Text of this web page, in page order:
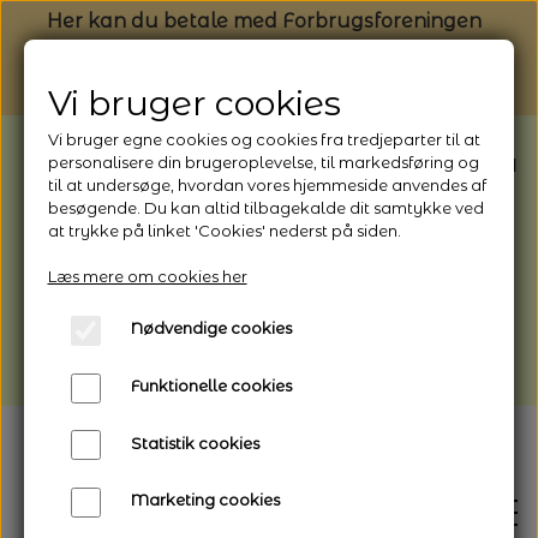
Her kan du betale med Forbrugsforeningen
BEMÆRK: Butikken har ferielukket* fra
1/8 - 9/8 - 2026
*Webshoppen er åben og sender hele
afhentning
Vi gør opmærksom på, at der kan være lidt
længere leveringstid
Vi bruger cookies
Vi bruger egne cookies og cookies fra tredjeparter til at
personalisere din brugeroplevelse, til markedsføring og
til at undersøge, hvordan vores hjemmeside anvendes af
besøgende. Du kan altid tilbagekalde dit samtykke ved
at trykke på linket 'Cookies' nederst på siden.
Læs mere om cookies her
Nødvendige cookies
Funktionelle cookies
Statistik cookies
Marketing cookies